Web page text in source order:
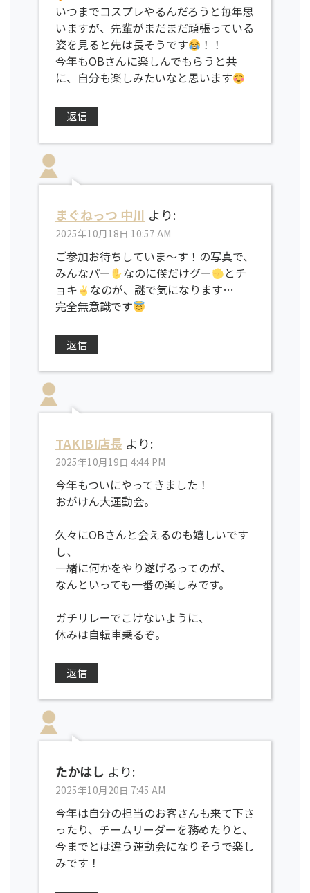
いつまでコスプレやるんだろうと毎年思
いますが、先輩がまだまだ頑張っている
姿を見ると先は長そうです
！！
今年もOBさんに楽しんでもらうと共
に、自分も楽しみたいなと思います
返信
まぐねっつ 中川 より:
2025年10月18日 10:57 AM
ご参加お待ちしていま〜す！の写真で、
みんなパー
なのに僕だけグー
とチ
ョキ
なのが、謎で気になります…
完全無意識です
返信
TAKIBI店長 より:
2025年10月19日 4:44 PM
今年もついにやってきました！
おがけん大運動会。
久々にOBさんと会えるのも嬉しいです
し、
一緒に何かをやり遂げるってのが、
なんといっても一番の楽しみです。
ガチリレーでこけないように、
休みは自転車乗るぞ。
返信
たかはし より:
2025年10月20日 7:45 AM
今年は自分の担当のお客さんも来て下さ
ったり、チームリーダーを務めたりと、
今までとは違う運動会になりそうで楽し
みです！